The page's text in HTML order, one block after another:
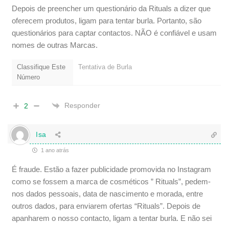
Depois de preencher um questionário da Rituals a dizer que
oferecem produtos, ligam para tentar burla. Portanto, são
questionários para captar contactos. NÃO é confiável e usam
nomes de outras Marcas.
Classifique Este
Número
Tentativa de Burla
2 Responder
Isa
1 ano atrás
É fraude. Estão a fazer publicidade promovida no Instagram
como se fossem a marca de cosméticos ” Rituals”, pedem-
nos dados pessoais, data de nascimento e morada, entre
outros dados, para enviarem ofertas “Rituals”. Depois de
apanharem o nosso contacto, ligam a tentar burla. E não sei